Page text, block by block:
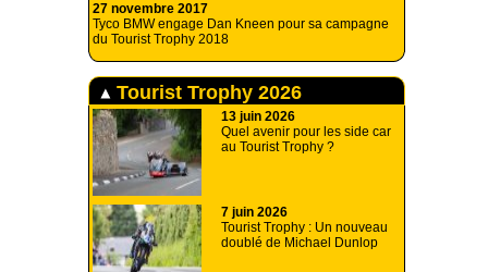
27 novembre 2017
Tyco BMW engage Dan Kneen pour sa campagne
du Tourist Trophy 2018
Tourist Trophy 2026
13 juin 2026
Quel avenir pour les side car
au Tourist Trophy ?
7 juin 2026
Tourist Trophy : Un nouveau
doublé de Michael Dunlop